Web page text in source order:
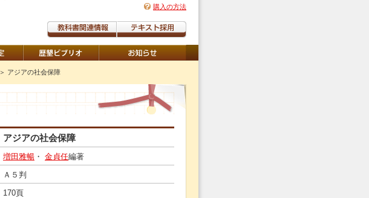
購入の方法
＞ アジアの社会保障
アジアの社会保障
増田雅暢 ・ 金貞任編著
Ａ５判
170頁